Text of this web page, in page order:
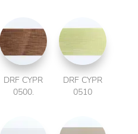
DRF CYPR
0500.
DRF CYPR
0510